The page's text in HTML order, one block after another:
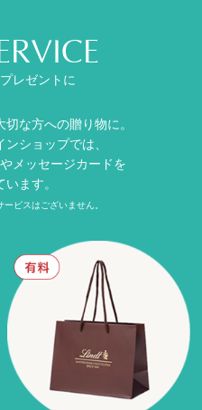
レゼントに
な方への贈り物に。
ショップでは、
メッセージカードを
ます。
ビスはございません。